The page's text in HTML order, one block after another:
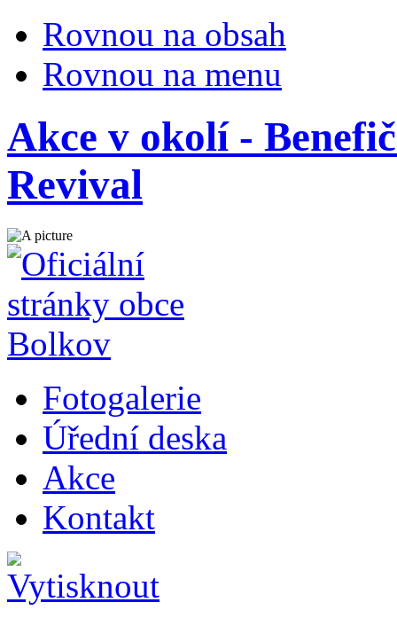
Rovnou na obsah
Rovnou na menu
Akce v okolí -
Revival
Fotogalerie
Úřední deska
Akce
Kontakt